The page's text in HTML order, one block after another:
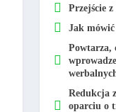
Przejście
Jak
Powtarza,
Redukcja
oparciu o